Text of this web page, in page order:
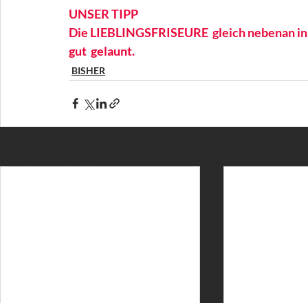
UNSER TIPP
Die LIEBLINGSFRISEURE  gleich nebenan
gut  gelaunt.
BISHER